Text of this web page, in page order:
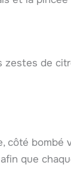
zestes de
côté bombé
que